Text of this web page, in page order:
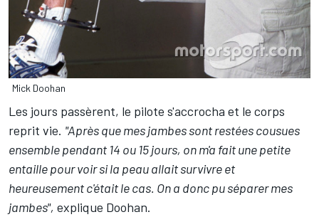
Mick Doohan
Les jours passèrent, le pilote s'accrocha et le corps
reprit vie. "Après que mes jambes sont restées cousues
ensemble pendant 14 ou 15 jours, on m'a fait une petite
entaille pour voir si la peau allait survivre et
heureusement c'était le cas. On a donc pu séparer mes
jambes", explique Doohan.